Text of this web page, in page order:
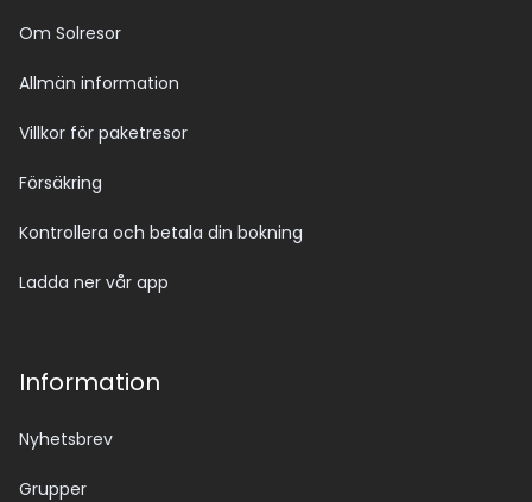
Om Solresor
Allmän information
Villkor för paketresor
Försäkring
Kontrollera och betala din bokning
Ladda ner vår app
Information
Nyhetsbrev
Grupper